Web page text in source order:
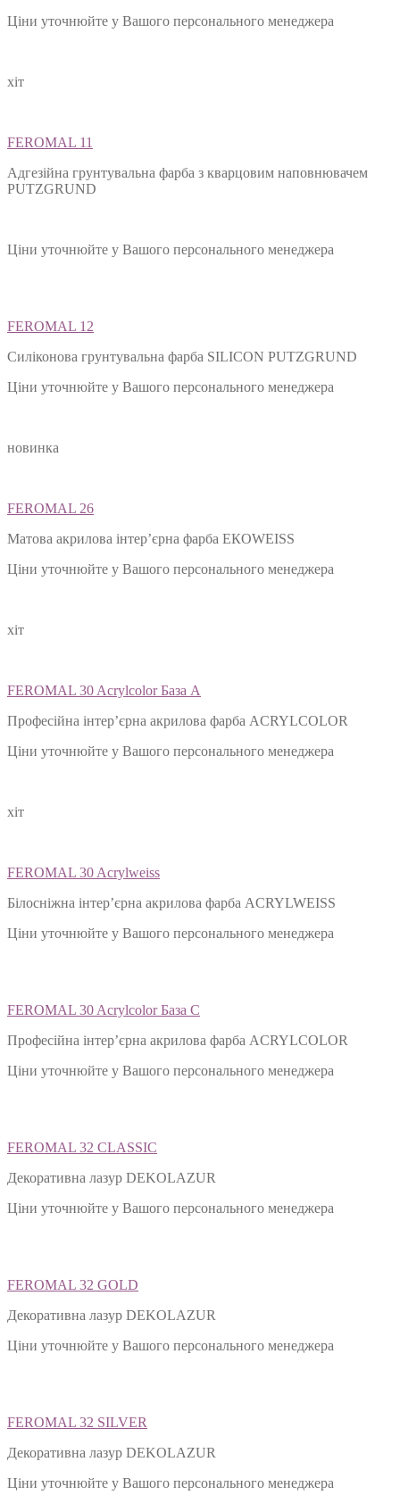
Ціни уточнюйте у Вашого персонального менеджера
хіт
FEROMAL 11
Адгезійна грунтувальна фарба з кварцовим наповнювачем
PUTZGRUND
Ціни уточнюйте у Вашого персонального менеджера
FEROMAL 12
Силіконова грунтувальна фарба SILIСON PUTZGRUND
Ціни уточнюйте у Вашого персонального менеджера
новинка
FEROMAL 26
Матова акрилова інтер’єрна фарба ЕКОWEISS
Ціни уточнюйте у Вашого персонального менеджера
хіт
FEROMAL 30 Acrylcolor База А
Професійна інтер’єрна акрилова фарба ACRYLCOLOR
Ціни уточнюйте у Вашого персонального менеджера
хіт
FEROMAL 30 Acrylweiss
Білосніжна інтер’єрна акрилова фарба ACRYLWEISS
Ціни уточнюйте у Вашого персонального менеджера
FEROMAL 30 Acrylcolor База С
Професійна інтер’єрна акрилова фарба ACRYLCOLOR
Ціни уточнюйте у Вашого персонального менеджера
FEROMAL 32 CLASSIC
Декоративна лазур DEKOLAZUR
Ціни уточнюйте у Вашого персонального менеджера
FEROMAL 32 GOLD
Декоративна лазур DEKOLAZUR
Ціни уточнюйте у Вашого персонального менеджера
FEROMAL 32 SILVER
Декоративна лазур DEKOLAZUR
Ціни уточнюйте у Вашого персонального менеджера